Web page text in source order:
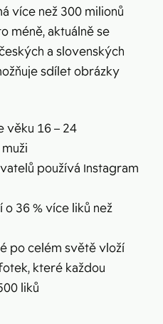
více než 300 milionů
méně, aktuálně se
a slovenských
sdílet obrázky
věku 16 – 24
používá Instagram
36 % více liků než
po celém světě vloží
které každou
liků